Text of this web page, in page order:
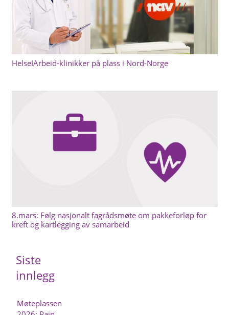
HelseIArbeid-klinikker på plass i Nord-Norge
8.mars: Følg nasjonalt fagrådsmøte om pakkeforløp for
kreft og kartlegging av samarbeid
Siste
innlegg
Møteplassen